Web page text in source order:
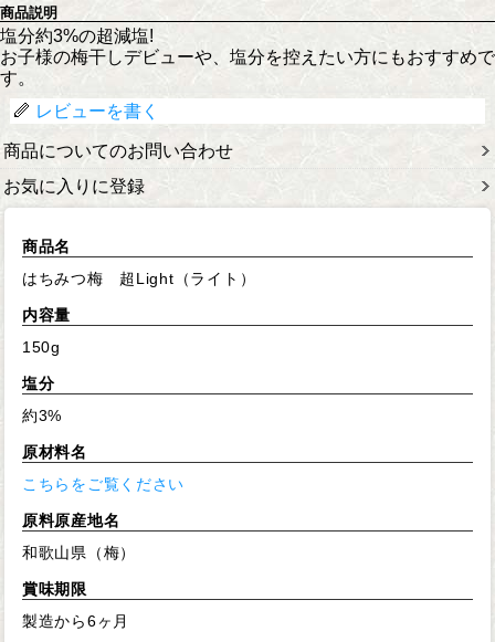
商品説明
塩分約3%の超減塩!
お子様の梅干しデビューや、塩分を控えたい方にもおすすめで
す。
レビューを書く
商品についてのお問い合わせ
お気に入りに登録
商品名
はちみつ梅 超Light（ライト）
内容量
150g
塩分
約3%
原材料名
こちらをご覧ください
原料原産地名
和歌山県（梅）
賞味期限
製造から6ヶ月